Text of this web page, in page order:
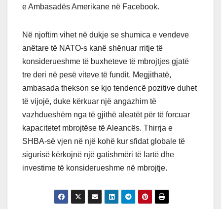
e Ambasadës Amerikane në Facebook.
Në njoftim vihet në dukje se shumica e vendeve
anëtare të NATO-s kanë shënuar rritje të
konsiderueshme të buxheteve të mbrojtjes gjatë
tre deri në pesë viteve të fundit. Megjithatë,
ambasada thekson se kjo tendencë pozitive duhet
të vijojë, duke kërkuar një angazhim të
vazhdueshëm nga të gjithë aleatët për të forcuar
kapacitetet mbrojtëse të Aleancës. Thirrja e
SHBA-së vjen në një kohë kur sfidat globale të
sigurisë kërkojnë një gatishmëri të lartë dhe
investime të konsiderueshme në mbrojtje.